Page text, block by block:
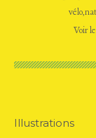
Illustrations
Voir